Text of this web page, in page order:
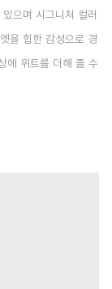
으며 시그니처 컬러
을 힙한 감성으로 경
에 위트를 더해 줄 수